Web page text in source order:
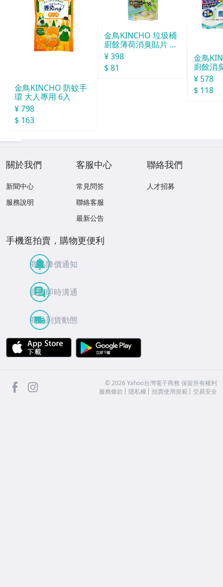
金鳥KINCHO 防蚊手
環 大人專用 6入
¥ 798
$ 163
金鳥KINCHO 垃圾桶
廚餘薄荷消臭貼片 約
30天分
¥ 398
$ 81
金鳥
廚餘消
分
¥ 578
$ 118
關於我們
新聞中心
服務說明
客服中心
常見問答
聯絡客服
最新公告
聯絡我們
人才招募
手機逛拍賣，購物更便利
商品降價通知
買賣即時溝通
商品到貨動態
APP Store
facebook ©2026 Yahoo台灣電子商務 保留所有權利
服務條款
隱私權 拍賣使用規範 交易安全